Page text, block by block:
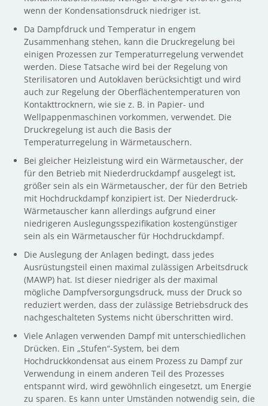
wenn der Kondensationsdruck niedriger ist.
Da Dampfdruck und Temperatur in engem
Zusammenhang stehen, kann die Druckregelung bei
einigen Prozessen zur Temperaturregelung verwendet
werden. Diese Tatsache wird bei der Regelung von
Sterilisatoren und Autoklaven berücksichtigt und wird
auch zur Regelung der Oberflächentemperaturen von
Kontakttrocknern, wie sie z. B. in Papier- und
Wellpappenmaschinen vorkommen, verwendet. Die
Druckregelung ist auch die Basis der
Temperaturregelung in Wärmetauschern.
Bei gleicher Heizleistung wird ein Wärmetauscher, der
für den Betrieb mit Niederdruckdampf ausgelegt ist,
größer sein als ein Wärmetauscher, der für den Betrieb
mit Hochdruckdampf konzipiert ist. Der Niederdruck-
Wärmetauscher kann allerdings aufgrund einer
niedrigeren Auslegungsspezifikation kostengünstiger
sein als ein Wärmetauscher für Hochdruckdampf.
Die Auslegung der Anlagen bedingt, dass jedes
Ausrüstungsteil einen maximal zulässigen Arbeitsdruck
(MAWP) hat. Ist dieser niedriger als der maximal
mögliche Dampfversorgungsdruck, muss der Druck so
reduziert werden, dass der zulässige Betriebsdruck des
nachgeschalteten Systems nicht überschritten wird.
Viele Anlagen verwenden Dampf mit unterschiedlichen
Drücken. Ein „Stufen“-System, bei dem
Hochdruckkondensat aus einem Prozess zu Dampf zur
Verwendung in einem anderen Teil des Prozesses
entspannt wird, wird gewöhnlich eingesetzt, um Energie
zu sparen. Es kann unter Umständen notwendig sein, die